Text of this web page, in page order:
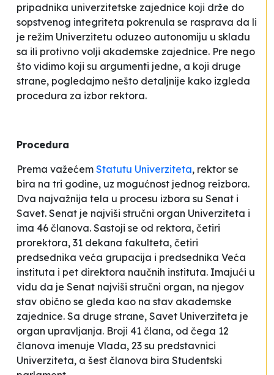
pripadnika univerzitetske zajednice koji drže do
sopstvenog integriteta pokrenula se rasprava da li
je režim Univerzitetu oduzeo autonomiju u skladu
sa ili protivno volji akademske zajednice. Pre nego
što vidimo koji su argumenti jedne, a koji druge
strane, pogledajmo nešto detaljnije kako izgleda
procedura za izbor rektora.
Procedura
Prema važećem Statutu Univerziteta, rektor se
bira na tri godine, uz mogućnost jednog reizbora.
Dva najvažnija tela u procesu izbora su Senat i
Savet. Senat je najviši stručni organ Univerziteta i
ima 46 članova. Sastoji se od rektora, četiri
prorektora, 31 dekana fakulteta, četiri
predsednika veća grupacija i predsednika Veća
instituta i pet direktora naučnih instituta. Imajući u
vidu da je Senat najviši stručni organ, na njegov
stav obično se gleda kao na stav akademske
zajednice. Sa druge strane, Savet Univerziteta je
organ upravljanja. Broji 41 člana, od čega 12
članova imenuje Vlada, 23 su predstavnici
Univerziteta, a šest članova bira Studentski